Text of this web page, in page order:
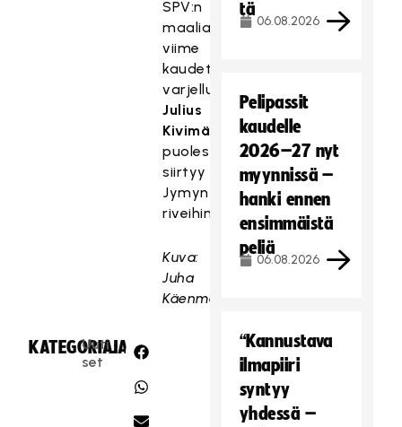
SPV:n
maalia
viime
kaudet
varjellut
Julius
Kivimäki
puolestaan
siirtyy
Jymyn
riveihin.
Kuva:
Juha
Käenmäki
KATEGORIA:
Uuti
set
JAA:
tä
06.08.2026
Pelipassit
kaudelle
2026–27 nyt
myynnissä –
hanki ennen
ensimmäistä
peliä
06.08.2026
“Kannustava
ilmapiiri
syntyy
yhdessä –